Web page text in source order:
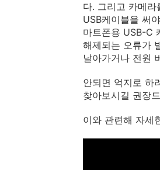
다. 그리고 카메
USB케이블을 써
마트폰용 USB-C
해제되는 오류가
날아가거나 전원
안되면 억지로 하
찾아보시길 권장
이와 관련해 자세